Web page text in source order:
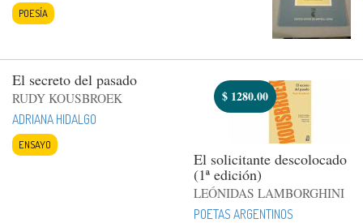
POESÍA
El secreto del pasado
RUDY KOUSBROEK
ADRIANA HIDALGO
ENSAYO
$ 1280.00
El solicitante descolocado
(1ª edición)
LEÓNIDAS LAMBORGHINI
POETAS ARGENTINOS